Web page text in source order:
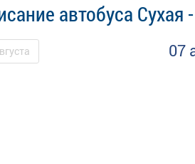
автобуса Сухая
07